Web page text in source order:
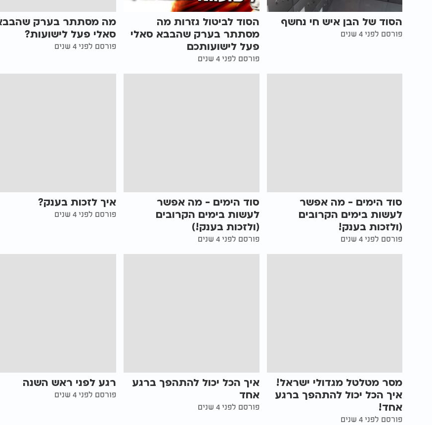
הסוד של הבן איש חי נחשף
פורסם לפני 4 שנים
הסוד לביטול גזרות מה
מסתתר בערק שהבבא סאלי
פעל לישועותכם
פורסם לפני 4 שנים
מה מסתתר בערק
סאלי פעל לישועות?
פורסם לפני 4 שנים
סוד הימים - מה אפשר
לעשות בימים הקרובים
(ולזכות בענק!
פורסם לפני 4 שנים
סוד הימים - מה אפשר
לעשות בימים הקרובים
(ולזכות בענק!)
פורסם לפני 4 שנים
איך לזכות בענק?
פורסם לפני 4 שנים
מסר מטלטל מגדולי ישראל!
איך הכל יכול להתהפך ברגע
אחד!
פורסם לפני 4 שנים
איך הכל יכול להתהפך ברגע
אחד
פורסם לפני 4 שנים
רגע לפני ראש השנה
פורסם לפני 4 שנים